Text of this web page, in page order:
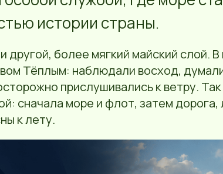
истории страны.
другой, более мягкий майский слой.
Тёплым: наблюдали восход,
прислушивались к ветру.
сначала море и флот, затем дорога,
к лету.